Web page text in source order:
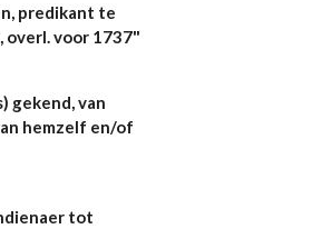
predikant te
overl. voor 1737"
gekend, van
hemzelf en/of
tot